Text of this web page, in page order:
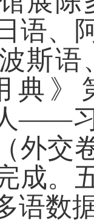
语、
斯语
典》
人——
外交
成。
语数